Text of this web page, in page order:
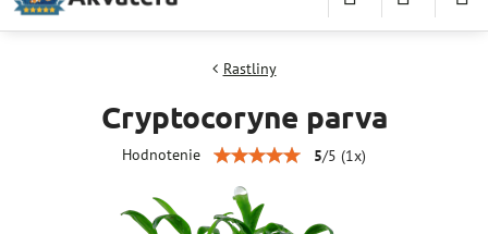
Rastliny
Cryptocoryne parva
Hodnotenie 5/5 (1x)